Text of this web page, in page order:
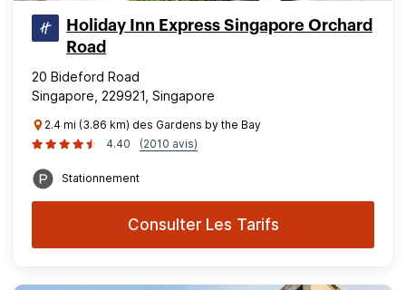
Holiday Inn Express Singapore Orchard
Road
20 Bideford Road
Singapore, 229921, Singapore
2.4 mi (3.86 km) des Gardens by the Bay
4.40
(2010 avis)
Stationnement
Consulter Les Tarifs